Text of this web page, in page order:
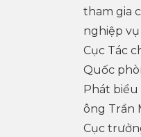
tham gia
nghiệp vụ
Cục Tác
Quốc
Phát biểu
ông Trần
Cục